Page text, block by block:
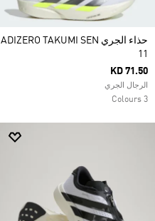
حذاء الجري ADIZERO TAKUMI SEN
11
KD 71.50
الرجال الجري
3 Colours